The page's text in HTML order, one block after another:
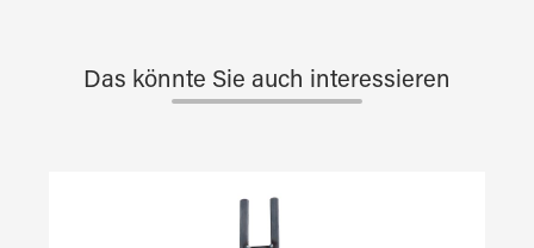
Das könnte Sie auch interessieren